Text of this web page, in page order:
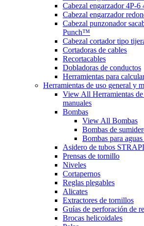
Cabezal engarzador 4P-
Cabezal engarzador
Cabezal punzonador
Punch™
Cabezal cortador tipo
Cortadoras de cables
Recortacables
Dobladoras de conductos
Herramientas para
Herramientas de uso general y
View All Herramientas
manuales
Bombas
View All Bombas
Bombas de
Bombas para
Asidero de tubos
Prensas de tornillo
Niveles
Cortapernos
Reglas plegables
Alicates
Extractores de tornillos
Guías de perforación de
Brocas helicoidales